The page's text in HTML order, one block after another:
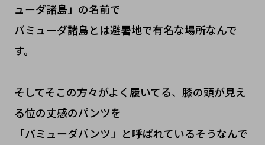
ューダ諸島」の名前で
バミューダ諸島とは避暑地で有名な場所なんで
す。
そしてそこの方々がよく履いてる、膝の頭が見え
る位の丈感のパンツを
「バミューダパンツ」と呼ばれているそうなんで